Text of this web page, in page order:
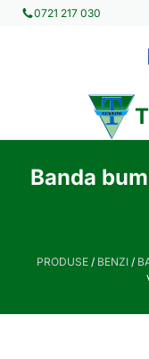
0721 217 030
Banda
PRODUSE / BENZI /